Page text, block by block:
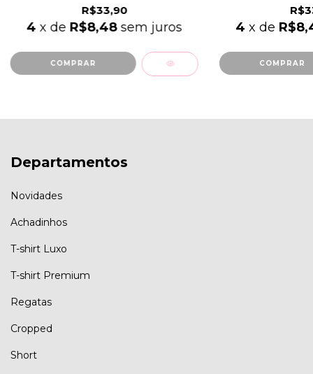
R$33,90
4 x de R$8,48 sem juros
COMPRAR
4 x de
COMPRAR
Departamentos
Novidades
Achadinhos
T-shirt Luxo
T-shirt Premium
Regatas
Cropped
Short